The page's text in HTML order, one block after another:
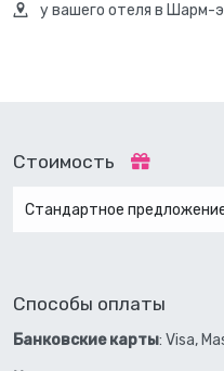
у вашего отеля в Шарм-
Стоимость
Стандартное
Способы оплаты
Банковские карты: Visa,